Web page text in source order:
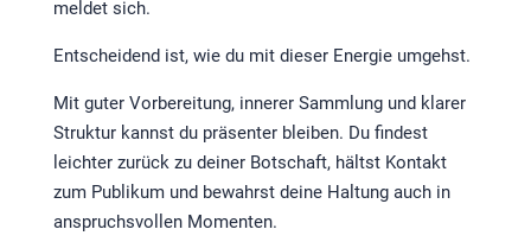
meldet sich.
Entscheidend ist, wie du mit dieser Energie umgehst.
Mit guter Vorbereitung, innerer Sammlung und klarer
Struktur kannst du präsenter bleiben. Du findest
leichter zurück zu deiner Botschaft, hältst Kontakt
zum Publikum und bewahrst deine Haltung auch in
anspruchsvollen Momenten.